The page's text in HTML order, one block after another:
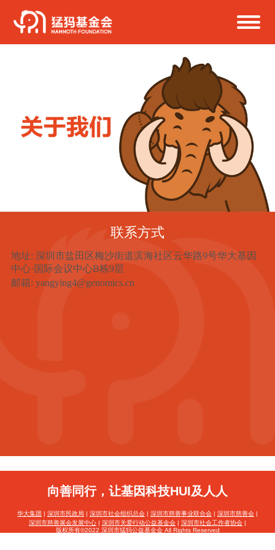
联系方式
地址: 深圳市盐田区梅沙街道滨海社区云华路9号华大基因
中心·国际会议中心B栋9层
邮箱: yangying4@genomics.cn
向善同行，让基因科技HUI及人人
华大集团 | 深圳市民政局 | 深圳市社会组织总会 | 深圳市慈善事业联合会 | 深圳市慈善会 |
深圳市慈善展会发展中心 | 深圳市关爱行动公益基金会 | 深圳市社会工作者协会 |
版权所有©2022 深圳市猛犸公益基金会 All Rights Reserved